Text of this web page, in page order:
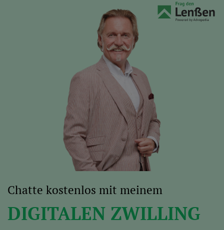
Chatte kostenlos mit meinem
DIGITALEN ZWILLING